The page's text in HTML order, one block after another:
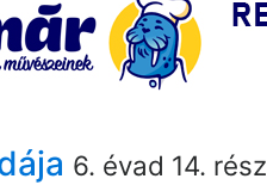
6. évad 14. rész